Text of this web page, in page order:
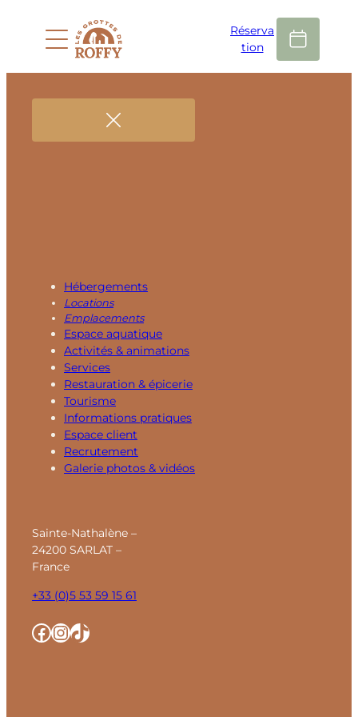
Réserva
tion
Hébergements
Locations
Emplacements
Espace aquatique
Activités & animations
Services
Restauration & épicerie
Tourisme
Informations pratiques
Espace client
Recrutement
Galerie photos & vidéos
Sainte-Nathalène –
24200 SARLAT –
France
+33 (0)5 53 59 15 61
Facebook
Instagram
TikTok